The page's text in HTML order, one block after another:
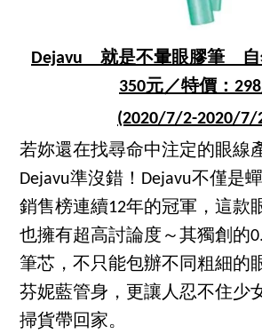
Dejavu 就是不暈眼膠筆 自
350元／特價：
(2020/7/2-2020/7/
若妳還在找尋命中注定的眼線
Dejavu準沒錯！Dejavu不僅是
銷售榜連續12年的冠軍，這款
也擁有超高討論度～其獨創的
筆芯，不只能包辦不同粗細的
芬妮藍管身，更讓人忍不住少
掃貨帶回家。